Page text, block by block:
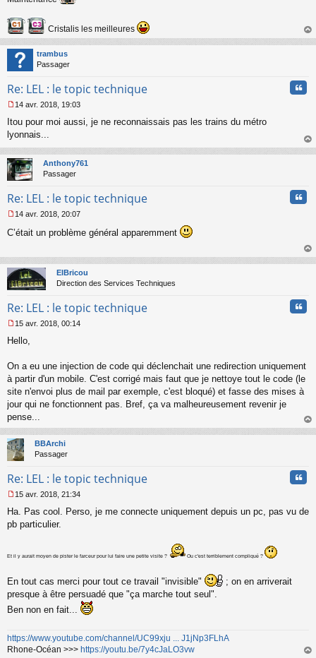
n
l
Cristalis les meilleures
au
trambus
Passager
Re: LEL : le topic technique
e
s
a
g
e
o
l
u
14 avr. 2018, 19:03
Itou pour moi aussi, je ne reconnaissais pas les trains du métro
lyonnais...
au
Anthony761
Passager
Re: LEL : le topic technique
e
a
g
e
o
l
u
14 avr. 2018, 20:07
C’était un problème général apparemment
au
ElBricou
Direction des Services Techniques
Re: LEL : le topic technique
e
s
g
e
n
o
n
l
u
15 avr. 2018, 00:14
Hello,
On a eu une injection de code qui déclenchait une redirection uniquement
à partir d'un mobile. C'est corrigé mais faut que je nettoye tout le code (le
site n'envoi plus de mail par exemple, c'est bloqué) et fasse des mises à
jour qui ne fonctionnent pas. Bref, ça va malheureusement revenir je
pense...
au
BBArchi
Passager
Re: LEL : le topic technique
e
s
g
o
n
l
15 avr. 2018, 21:34
Ha. Pas cool. Perso, je me connecte uniquement depuis un pc, pas vu de
pb particulier.
Et il y aurait moyen de pister le farceur pour lui faire une petite visite ? Ou c'est terriblement compliqué ?
En tout cas merci pour tout ce travail "invisible"
; on en arriverait
presque à être persuadé que "ça marche tout seul".
Ben non en fait...
https://www.youtube.com/channel/UC99xju ... J1jNp3FLhA
Rhone-Océan >>> https://youtu.be/7y4cJaLO3vw